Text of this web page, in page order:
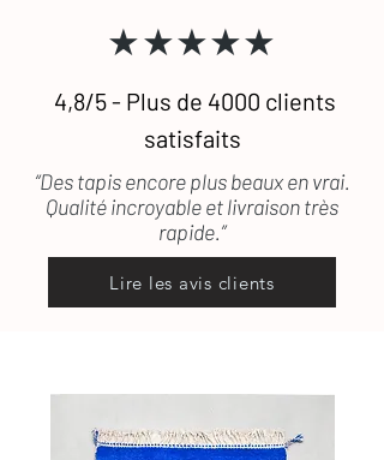
★★★★★
4,8/5 - Plus de 4000 clients
satisfaits
“Des tapis encore plus beaux en vrai.
Qualité incroyable et livraison très
rapide.”
Lire les avis clients